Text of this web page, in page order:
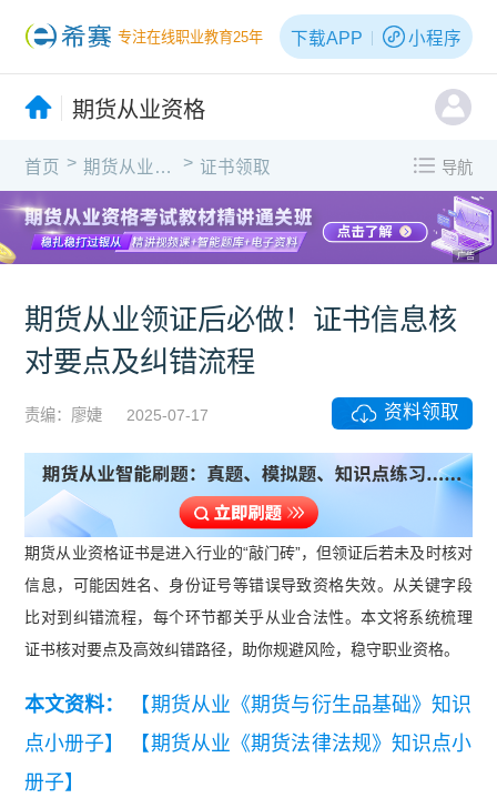
专注在线职业教育25年 下载APP 小程序
期货从业资格
首页 > 期货从业资格 > 证书领取 导航
广告
期货从业领证后必做！证书信息核
对要点及纠错流程
责编：廖婕 2025-07-17 资料领取
期货从业资格证书是进入行业的“敲门砖”，但领证后若未及时核对
信息，可能因姓名、身份证号等错误导致资格失效。从关键字段
比对到纠错流程，每个环节都关乎从业合法性。本文将系统梳理
证书核对要点及高效纠错路径，助你规避风险，稳守职业资格。
本文资料：
【期货从业《期货与衍生品基础》知识
点小册子】
【期货从业《期货法律法规》知识点小
册子】